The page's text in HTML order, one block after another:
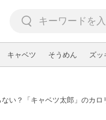
キャベツ そうめん ズッ
い？「キャベツ太郎」のカ